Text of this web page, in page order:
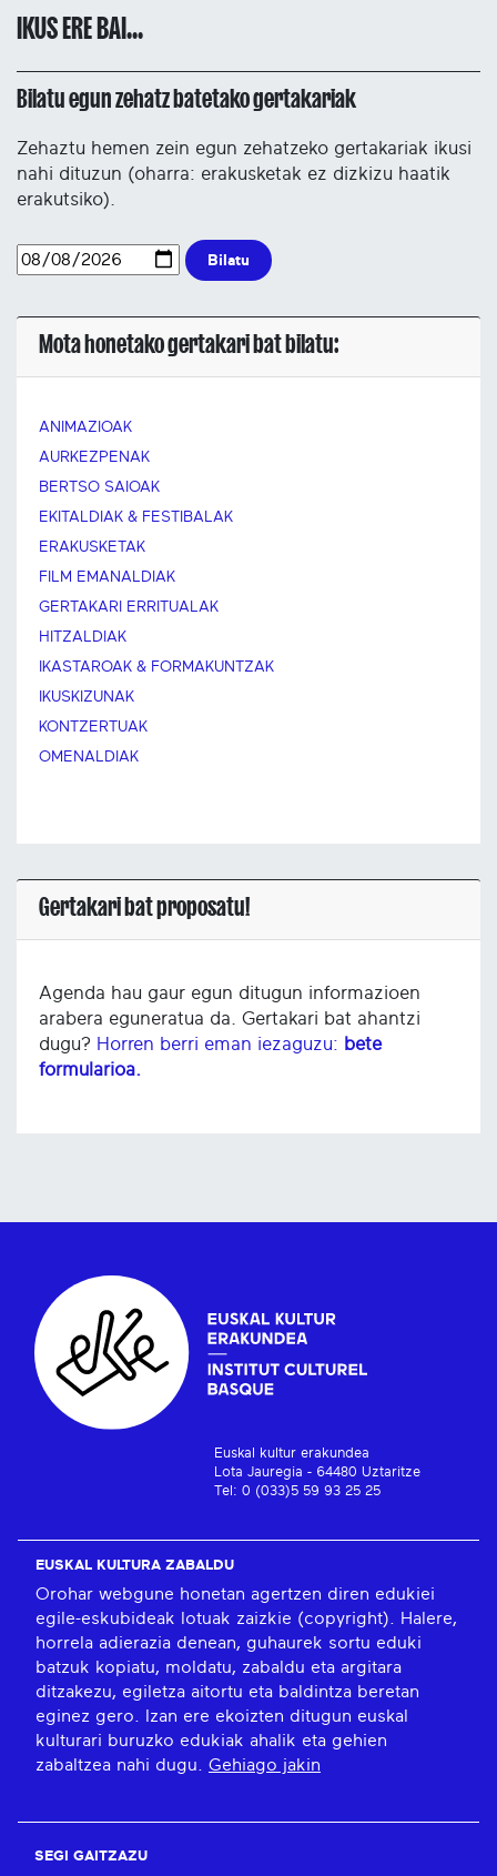
IKUS ERE BAI...
Bilatu egun zehatz batetako gertakariak
Zehaztu hemen zein egun zehatzeko gertakariak ikusi
nahi dituzun (oharra: erakusketak ez dizkizu haatik
erakutsiko).
Bilatu
Mota honetako gertakari bat bilatu:
ANIMAZIOAK
AURKEZPENAK
BERTSO SAIOAK
EKITALDIAK & FESTIBALAK
ERAKUSKETAK
FILM EMANALDIAK
GERTAKARI ERRITUALAK
HITZALDIAK
IKASTAROAK & FORMAKUNTZAK
IKUSKIZUNAK
KONTZERTUAK
OMENALDIAK
Gertakari bat proposatu!
Agenda hau gaur egun ditugun informazioen
arabera eguneratua da. Gertakari bat ahantzi
dugu? Horren berri eman iezaguzu: bete
formularioa.
Euskal kultur erakundea
Lota Jauregia - 64480 Uztaritze
Tel: 0 (033)5 59 93 25 25
EUSKAL KULTURA ZABALDU
Orohar webgune honetan agertzen diren edukiei
egile-eskubideak lotuak zaizkie (copyright). Halere,
horrela adierazia denean, guhaurek sortu eduki
batzuk kopiatu, moldatu, zabaldu eta argitara
ditzakezu, egiletza aitortu eta baldintza beretan
eginez gero. Izan ere ekoizten ditugun euskal
kulturari buruzko edukiak ahalik eta gehien
zabaltzea nahi dugu. Gehiago jakin
SEGI GAITZAZU